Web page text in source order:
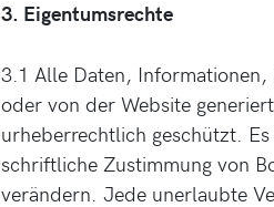
3. Eigentumsrechte
3.1 Alle Daten, Informationen,
oder von der Website
urheberrechtlich geschützt.
schriftliche Zustimmung von
verändern. Jede unerlaubte